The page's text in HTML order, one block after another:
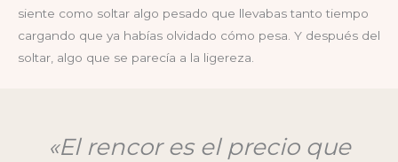
siente como soltar algo pesado que llevabas tanto tiempo
cargando que ya habías olvidado cómo pesa. Y después del
soltar, algo que se parecía a la ligereza.
«El rencor es el precio que